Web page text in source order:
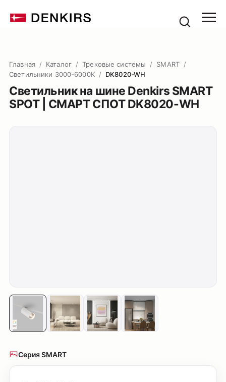
Главная / Каталог / Трековые системы / SMART /
Светильники 3000-6000K / DK8020-WH
Светильник на шине Denkirs SMART
SPOT | СМАРТ СПОТ DK8020-WH
Серия SMART